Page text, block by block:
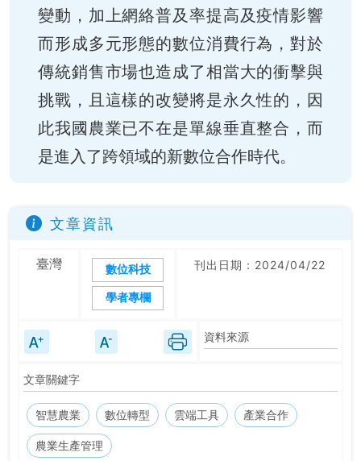
變動，加上網絡普及率提高及疫情影響
而形成多元形態的數位消費行為，對於
傳統銷售市場也造成了相當大的衝擊與
挑戰，且這樣的改變將是永久性的，因
此我國農業已不在是單線垂直整合，而
是進入了跨領域的新數位合作時代。
文章資訊
臺灣 數位科技
學者專欄
刊出日期：2024/04/22
資料來源
文章關鍵字
智慧農業 數位轉型 雲端工具 產業合作
農業生產管理